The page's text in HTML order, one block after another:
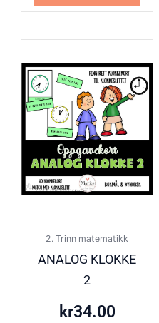
2. Trinn matematikk
ANALOG KLOKKE
2
kr34.00